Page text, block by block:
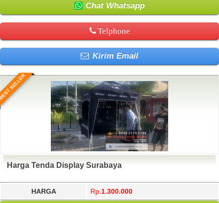
Chat Whatsapp
Telphone
Kirim Email
SELLER
Harga Tenda Display Surabaya
HARGA Rp. 1.300.000